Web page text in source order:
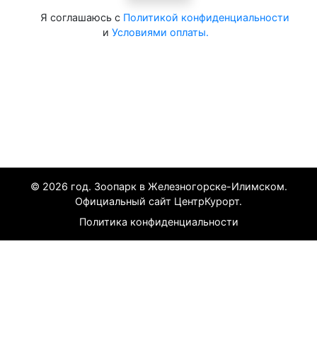
Я соглашаюсь с Политикой конфиденциальности
и Условиями оплаты.
© 2026 год. Зоопарк в Железногорске-Илимском.
Официальный сайт ЦентрКурорт.
Политика конфиденциальности